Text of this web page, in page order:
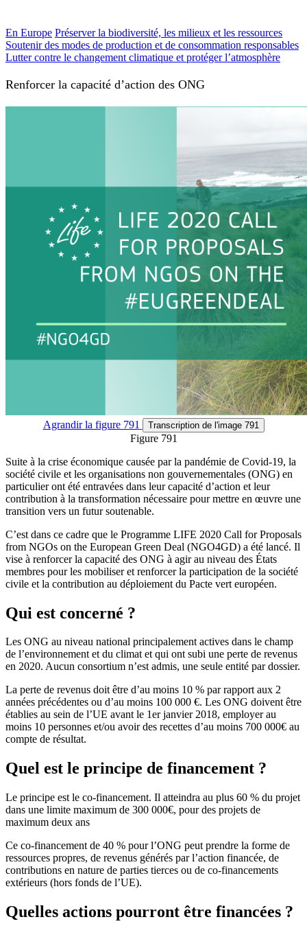
En Europe Préserver la biodiversité, les milieux et les ressources
Soutenir des modes de production et de consommation responsables
Lutter contre le changement climatique et protéger l’atmosphère
Renforcer la capacité d’action des ONG
Agrandirla figure 791 Transcription de l'image 791
Figure 791
Suite à la crise économique causée par la pandémie de Covid-19, la
société civile et les organisations non gouvernementales (ONG) en
particulier ont été entravées dans leur capacité d’action et leur
contribution à la transformation nécessaire pour mettre en œuvre une
transition vers un futur soutenable.
C’est dans ce cadre que le Programme LIFE 2020 Call for Proposals
from NGOs on the European Green Deal (NGO4GD) a été lancé. Il
vise à renforcer la capacité des ONG à agir au niveau des États
membres pour les mobiliser et renforcer la participation de la société
civile et la contribution au déploiement du Pacte vert européen.
Qui est concerné ?
Les ONG au niveau national principalement actives dans le champ
de l’environnement et du climat et qui ont subi une perte de revenus
en 2020. Aucun consortium n’est admis, une seule entité par dossier.
La perte de revenus doit être d’au moins 10 % par rapport aux 2
années précédentes ou d’au moins 100 000 €. Les ONG doivent être
établies au sein de l’UE avant le 1er janvier 2018, employer au
moins 10 personnes et/ou avoir des recettes d’au moins 700 000€ au
compte de résultat.
Quel est le principe de financement ?
Le principe est le co-financement. Il atteindra au plus 60 % du projet
dans une limite maximum de 300 000€, pour des projets de
maximum deux ans
Ce co-financement de 40 % pour l’ONG peut prendre la forme de
ressources propres, de revenus générés par l’action financée, de
contributions en nature de parties tierces ou de co-financements
extérieurs (hors fonds de l’UE).
Quelles actions pourront être financées ?